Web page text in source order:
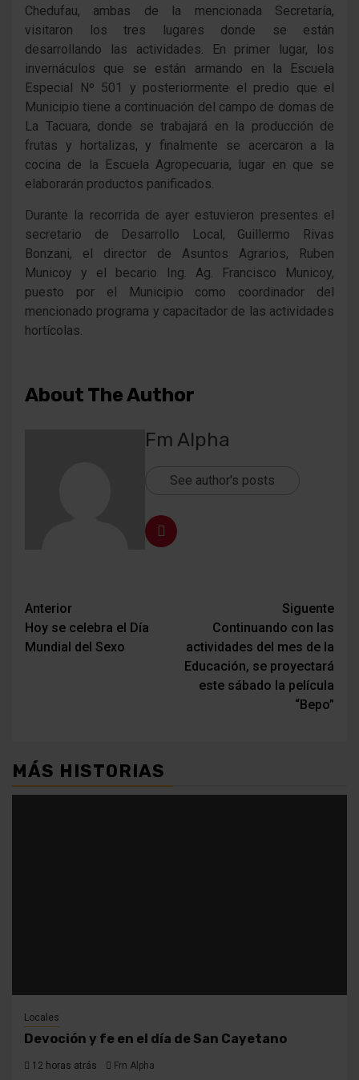
Chedufau, ambas de la mencionada Secretaría,
visitaron los tres lugares donde se están
desarrollando las actividades. En primer lugar, los
invernáculos que se están armando en la Escuela
Especial Nº 501 y posteriormente el predio que el
Municipio tiene a continuación del campo de domas de
La Tacuara, donde se trabajará en la producción de
frutas y hortalizas, y finalmente se acercaron a la
cocina de la Escuela Agropecuaria, lugar en que se
elaborarán productos panificados.
Durante la recorrida de ayer estuvieron presentes el
secretario de Desarrollo Local, Guillermo Rivas
Bonzani, el director de Asuntos Agrarios, Ruben
Municoy y el becario Ing. Ag. Francisco Municoy,
puesto por el Municipio como coordinador del
mencionado programa y capacitador de las actividades
hortícolas.
About The Author
Fm Alpha
See author's posts
Navegación
de
Anterior
Hoy se celebra el Día
Mundial del Sexo
Siguente
Continuando con las
actividades del mes de la
Educación, se proyectará
este sábado la película
“Bepo”
MÁS HISTORIAS
Locales
Devoción y fe en el día de San Cayetano
12 horas atrás Fm Alpha